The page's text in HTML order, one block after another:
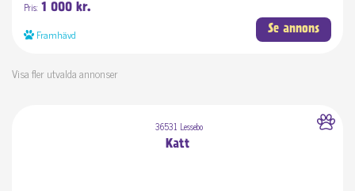
Framhävd
Pris: 1 000 kr.
Se annons
Visa fler utvalda annonser
36531 Lessebo
Katt